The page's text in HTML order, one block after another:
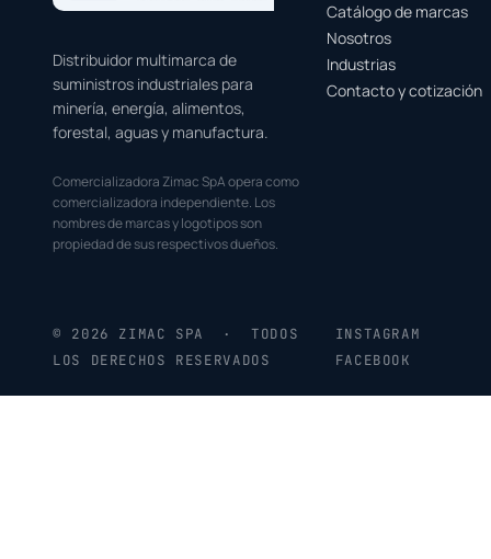
Distribuidor multimarca de
suministros industriales para
minería, energía, alimentos,
forestal, aguas y manufactura.
Comercializadora Zimac SpA opera como
comercializadora independiente. Los
nombres de marcas y logotipos son
propiedad de sus respectivos dueños.
Catálogo de marcas
Nosotros
Industrias
Contacto y cotización
© 2026 ZIMAC SPA · TODOS
LOS DERECHOS RESERVADOS
INSTAGRAM
FACEBOOK